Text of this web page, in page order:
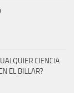
CIENCIA
EL BILLAR?